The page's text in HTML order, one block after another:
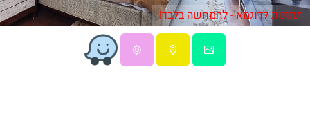
תמונות לדוגמא - להמחשה בלבד!